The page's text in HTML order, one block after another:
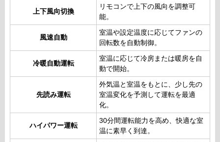
上下風向切換
リモコンで上下の風向を調整可
能。
風速自動
室温や設定温度に応じてファンの
回転数を自動制御。
冷暖自動運転
室温に応じて冷房または暖房を自
動で開始。
先読み運転
外気温と室温をもとに、少し先の
室温変化を予測して運転を最適
化。
ハイパワー運転
30分間運転能力を高め、快適な室
温に素早く到達。